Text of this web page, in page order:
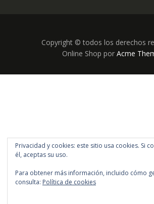
Copyright © todos los derechos
Online Shop por Acme
Privacidad y cookies: este sitio usa cookies. Si
él, aceptas su uso.
Para obtener más información, incluido cómo
consulta: Política de cookies